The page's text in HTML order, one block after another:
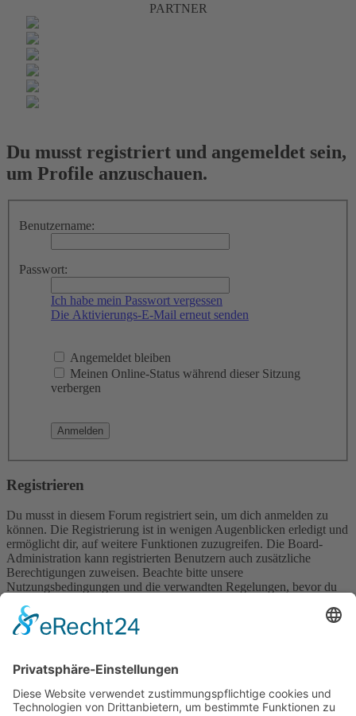
PARTNER
Du musst registriert und angemeldet sein,
um Profile anzuschauen.
Benutzername:
Passwort:
Ich habe mein Passwort vergessen
Die Aktivierungs-E-Mail erneut senden
Angemeldet bleiben
Meinen Online-Status während dieser Sitzung
verbergen
Registrieren
Du musst in diesem Forum registriert sein, um dich anmelden zu
können. Die Registrierung ist in wenigen Augenblicken erledigt und
ermöglicht dir, auf weitere Funktionen zuzugreifen. Die Board-
Administration kann registrierten Benutzern auch zusätzliche
Berechtigungen zuweisen. Beachte bitte unsere
Nutzungsbedingungen und die verwandten Regelungen, bevor du
wenn du dich in diesem Board bewegst.